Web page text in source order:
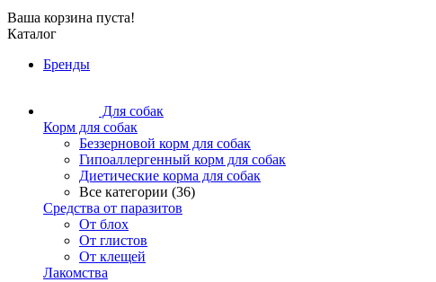
Ваша корзина пуста!
Каталог
Бренды
Для собак
Корм для собак
Беззерновой корм для собак
Гипоаллергенный корм для собак
Диетические корма для собак
Все категории (36)
Средства от паразитов
От блох
От глистов
От клещей
Лакомства